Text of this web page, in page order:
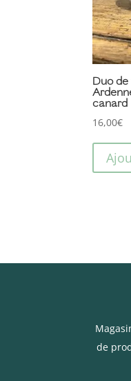
Duo
canard
16,00€
de